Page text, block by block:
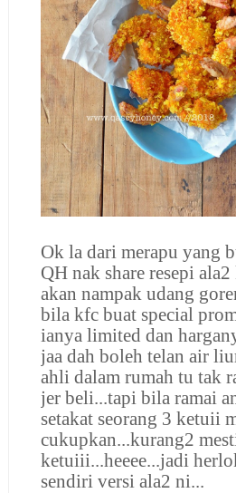
Ok la dari merapu yang
QH nak share resepi
akan nampak udang
bila kfc buat special
ianya limited dan
jaa dah boleh telan air
ahli dalam rumah tu tak
jer beli...tapi bila ramai
setakat seorang 3 ketuii
cukupkan...kurang2
ketuiii...heeee...jadi
sendiri versi ala2 ni...